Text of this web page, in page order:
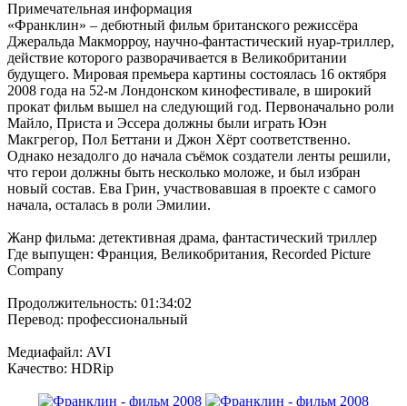
Примечательная информация
«Франклин» – дебютный фильм британского режиссёра
Джеральда Макморроу, научно-фантастический нуар-триллер,
действие которого разворачивается в Великобритании
будущего. Мировая премьера картины состоялась 16 октября
2008 года на 52-м Лондонском кинофестивале, в широкий
прокат фильм вышел на следующий год. Первоначально роли
Майло, Приста и Эссера должны были играть Юэн
Макгрегор, Пол Беттани и Джон Хёрт соответственно.
Однако незадолго до начала съёмок создатели ленты решили,
что герои должны быть несколько моложе, и был избран
новый состав. Ева Грин, участвовавшая в проекте с самого
начала, осталась в роли Эмилии.
Жанр фильма: детективная драма, фантастический триллер
Где выпущен: Франция, Великобритания, Recorded Picture
Company
Продолжительность: 01:34:02
Перевод: профессиональный
Медиафайл: AVI
Качество: HDRip